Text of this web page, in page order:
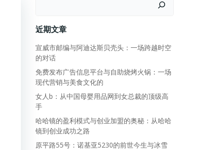
近期文章
宣威市邮编与阿迪达斯贝壳头：一场跨越时空
的对话
免费发布广告信息平台与自助烧烤火锅：一场
现代营销与美食文化的
女人b：从中国母婴用品网到女总裁的顶级高
手
哈哈镜的盈利模式与创业加盟的奥秘：从哈哈
镜到创业成功之路
原平路55号：诺基亚5230的前世今生与冰雪